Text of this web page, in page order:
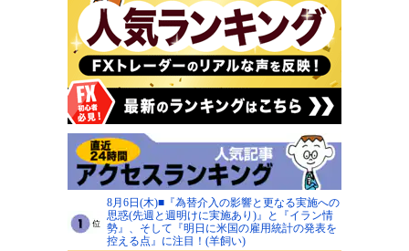
8月6日(木)■『為替介入の影響と更なる実施への
思惑(先週と週明けに実施あり)』と『イラン情
勢』、そして『明日に米国の雇用統計の発表を
控える点』に注目！(羊飼い)